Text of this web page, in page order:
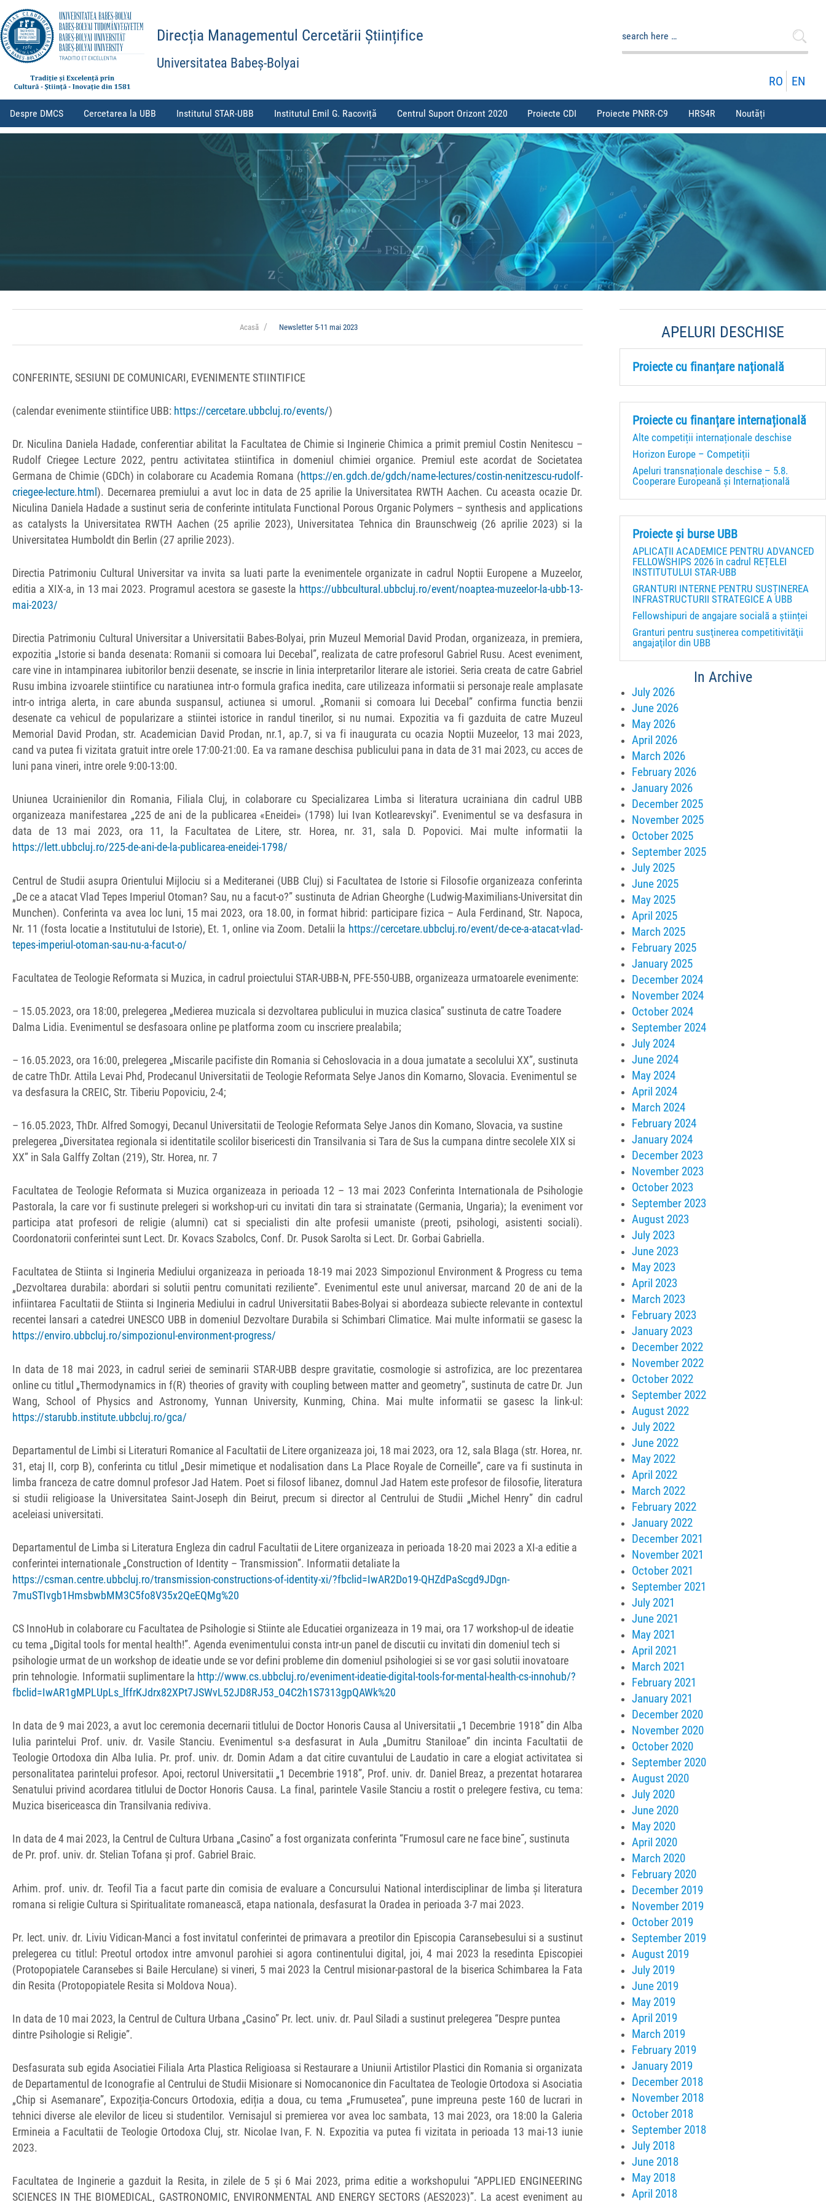
Direcția Managementul Cercetării Științifice
Universitatea Babeș-Bolyai
RO EN
Despre DMCS Cercetarea la UBB Institutul STAR-UBB Institutul Emil G. Racoviță Centrul Suport Orizont 2020 Proiecte CDI Proiecte PNRR-C9 HRS4R Noutăți
Acasă Newsletter 5-11 mai 2023
CONFERINTE, SESIUNI DE COMUNICARI, EVENIMENTE STIINTIFICE
(calendar evenimente stiintifice UBB: https://cercetare.ubbcluj.ro/events/)
Dr. Niculina Daniela Hadade, conferentiar abilitat la Facultatea de Chimie si Inginerie Chimica a primit premiul Costin Nenitescu –
Rudolf Criegee Lecture 2022, pentru activitatea stiintifica in domeniul chimiei organice. Premiul este acordat de Societatea
Germana de Chimie (GDCh) in colaborare cu Academia Romana (https://en.gdch.de/gdch/name-lectures/costin-nenitzescu-rudolf-
criegee-lecture.html ). Decernarea premiului a avut loc in data de 25 aprilie la Universitatea RWTH Aachen. Cu aceasta ocazie Dr.
Niculina Daniela Hadade a sustinut seria de conferinte intitulata Functional Porous Organic Polymers – synthesis and applications
as catalysts la Universitatea RWTH Aachen (25 aprilie 2023), Universitatea Tehnica din Braunschweig (26 aprilie 2023) si la
Universitatea Humboldt din Berlin (27 aprilie 2023).
Directia Patrimoniu Cultural Universitar va invita sa luati parte la evenimentele organizate in cadrul Noptii Europene a Muzeelor,
editia a XIX-a, in 13 mai 2023. Programul acestora se gaseste la https://ubbcultural.ubbcluj.ro/event/noaptea-muzeelor-la-ubb-13-
mai-2023/
Directia Patrimoniu Cultural Universitar a Universitatii Babes-Bolyai, prin Muzeul Memorial David Prodan, organizeaza, in premiera,
expozitia „Istorie si banda desenata: Romanii si comoara lui Decebal”, realizata de catre profesorul Gabriel Rusu. Acest eveniment,
care vine in intampinarea iubitorilor benzii desenate, se inscrie in linia interpretarilor literare ale istoriei. Seria creata de catre Gabriel
Rusu imbina izvoarele stiintifice cu naratiunea intr-o formula grafica inedita, care utilizeaza informatii si personaje reale amplasate
intr-o intriga alerta, in care abunda suspansul, actiunea si umorul. „Romanii si comoara lui Decebal” confirma functia benzii
desenate ca vehicul de popularizare a stiintei istorice in randul tinerilor, si nu numai. Expozitia va fi gazduita de catre Muzeul
Memorial David Prodan, str. Academician David Prodan, nr.1, ap.7, si va fi inaugurata cu ocazia Noptii Muzeelor, 13 mai 2023,
cand va putea fi vizitata gratuit intre orele 17:00-21:00. Ea va ramane deschisa publicului pana in data de 31 mai 2023, cu acces de
luni pana vineri, intre orele 9:00-13:00.
Uniunea Ucrainienilor din Romania, Filiala Cluj, in colaborare cu Specializarea Limba si literatura ucrainiana din cadrul UBB
organizeaza manifestarea „225 de ani de la publicarea «Eneidei» (1798) lui Ivan Kotlearevskyi”. Evenimentul se va desfasura in
data de 13 mai 2023, ora 11, la Facultatea de Litere, str. Horea, nr. 31, sala D. Popovici. Mai multe informatii la
https://lett.ubbcluj.ro/225-de-ani-de-la-publicarea-eneidei-1798/
Centrul de Studii asupra Orientului Mijlociu si a Mediteranei (UBB Cluj) si Facultatea de Istorie si Filosofie organizeaza conferinta
„De ce a atacat Vlad Tepes Imperiul Otoman? Sau, nu a facut-o?” sustinuta de Adrian Gheorghe (Ludwig-Maximilians-Universitat din
Munchen). Conferinta va avea loc luni, 15 mai 2023, ora 18.00, in format hibrid: participare fizica – Aula Ferdinand, Str. Napoca,
Nr. 11 (fosta locatie a Institutului de Istorie), Et. 1, online via Zoom. Detalii la https://cercetare.ubbcluj.ro/event/de-ce-a-atacat-vlad-
tepes-imperiul-otoman-sau-nu-a-facut-o/
Facultatea de Teologie Reformata si Muzica, in cadrul proiectului STAR-UBB-N, PFE-550-UBB, organizeaza urmatoarele evenimente:
– 15.05.2023, ora 18:00, prelegerea „Medierea muzicala si dezvoltarea publicului in muzica clasica” sustinuta de catre Toadere
Dalma Lidia. Evenimentul se desfasoara online pe platforma zoom cu inscriere prealabila;
– 16.05.2023, ora 16:00, prelegerea „Miscarile pacifiste din Romania si Cehoslovacia in a doua jumatate a secolului XX”, sustinuta
de catre ThDr. Attila Levai Phd, Prodecanul Universitatii de Teologie Reformata Selye Janos din Komarno, Slovacia. Evenimentul se
va desfasura la CREIC, Str. Tiberiu Popoviciu, 2-4;
– 16.05.2023, ThDr. Alfred Somogyi, Decanul Universitatii de Teologie Reformata Selye Janos din Komano, Slovacia, va sustine
prelegerea „Diversitatea regionala si identitatile scolilor bisericesti din Transilvania si Tara de Sus la cumpana dintre secolele XIX si
XX” in Sala Galffy Zoltan (219), Str. Horea, nr. 7
Facultatea de Teologie Reformata si Muzica organizeaza in perioada 12 – 13 mai 2023 Conferinta Internationala de Psihologie
Pastorala, la care vor fi sustinute prelegeri si workshop-uri cu invitati din tara si strainatate (Germania, Ungaria); la eveniment vor
participa atat profesori de religie (alumni) cat si specialisti din alte profesii umaniste (preoti, psihologi, asistenti sociali).
Coordonatorii conferintei sunt Lect. Dr. Kovacs Szabolcs, Conf. Dr. Pusok Sarolta si Lect. Dr. Gorbai Gabriella.
Facultatea de Stiinta si Ingineria Mediului organizeaza in perioada 18-19 mai 2023 Simpozionul Environment & Progress cu tema
„Dezvoltarea durabila: abordari si solutii pentru comunitati reziliente”. Evenimentul este unul aniversar, marcand 20 de ani de la
infiintarea Facultatii de Stiinta si Ingineria Mediului in cadrul Universitatii Babes-Bolyai si abordeaza subiecte relevante in contextul
recentei lansari a catedrei UNESCO UBB in domeniul Dezvoltare Durabila si Schimbari Climatice. Mai multe informatii se gasesc la
https://enviro.ubbcluj.ro/simpozionul-environment-progress/
In data de 18 mai 2023, in cadrul seriei de seminarii STAR-UBB despre gravitatie, cosmologie si astrofizica, are loc prezentarea
online cu titlul „Thermodynamics in f(R) theories of gravity with coupling between matter and geometry”, sustinuta de catre Dr. Jun
Wang, School of Physics and Astronomy, Yunnan University, Kunming, China. Mai multe informatii se gasesc la link-ul:
https://starubb.institute.ubbcluj.ro/gca/
Departamentul de Limbi si Literaturi Romanice al Facultatii de Litere organizeaza joi, 18 mai 2023, ora 12, sala Blaga (str. Horea, nr.
31, etaj II, corp B), conferinta cu titlul „Desir mimetique et nodalisation dans La Place Royale de Corneille”, care va fi sustinuta in
limba franceza de catre domnul profesor Jad Hatem. Poet si filosof libanez, domnul Jad Hatem este profesor de filosofie, literatura
si studii religioase la Universitatea Saint-Joseph din Beirut, precum si director al Centrului de Studii „Michel Henry” din cadrul
aceleiasi universitati.
Departamentul de Limba si Literatura Engleza din cadrul Facultatii de Litere organizeaza in perioada 18-20 mai 2023 a XI-a editie a
conferintei internationale „Construction of Identity – Transmission”. Informatii detaliate la
https://csman.centre.ubbcluj.ro/transmission-constructions-of-identity-xi/?fbclid=IwAR2Do19-QHZdPaScgd9JDgn-
7muSTIvgb1HmsbwbMM3C5fo8V35x2QeEQMg%20
CS InnoHub in colaborare cu Facultatea de Psihologie si Stiinte ale Educatiei organizeaza in 19 mai, ora 17 workshop-ul de ideatie
cu tema „Digital tools for mental health!”. Agenda evenimentului consta intr-un panel de discutii cu invitati din domeniul tech si
psihologie urmat de un workshop de ideatie unde se vor defini probleme din domeniul psihologiei si se vor gasi solutii inovatoare
prin tehnologie. Informatii suplimentare la http://www.cs.ubbcluj.ro/eveniment-ideatie-digital-tools-for-mental-health-cs-innohub/?
fbclid=IwAR1gMPLUpLs_lffrKJdrx82XPt7JSWvL52JD8RJ53_O4C2h1S7313gpQAWk%20
In data de 9 mai 2023, a avut loc ceremonia decernarii titlului de Doctor Honoris Causa al Universitatii „1 Decembrie 1918” din Alba
Iulia parintelui Prof. univ. dr. Vasile Stanciu. Evenimentul s-a desfasurat in Aula „Dumitru Staniloae” din incinta Facultatii de
Teologie Ortodoxa din Alba Iulia. Pr. prof. univ. dr. Domin Adam a dat citire cuvantului de Laudatio in care a elogiat activitatea si
personalitatea parintelui profesor. Apoi, rectorul Universitatii „1 Decembrie 1918”, Prof. univ. dr. Daniel Breaz, a prezentat hotararea
Senatului privind acordarea titlului de Doctor Honoris Causa. La final, parintele Vasile Stanciu a rostit o prelegere festiva, cu tema:
Muzica bisericeasca din Transilvania rediviva.
In data de 4 mai 2023, la Centrul de Cultura Urbana „Casino” a fost organizata conferinta “Frumosul care ne face bine˝, sustinuta
de Pr. prof. univ. dr. Stelian Tofana și prof. Gabriel Braic.
Arhim. prof. univ. dr. Teofil Tia a facut parte din comisia de evaluare a Concursului National interdisciplinar de limba și literatura
romana si religie Cultura si Spiritualitate romanească, etapa nationala, desfasurat la Oradea in perioada 3-7 mai 2023.
Pr. lect. univ. dr. Liviu Vidican-Manci a fost invitatul conferintei de primavara a preotilor din Episcopia Caransebesului si a sustinut
prelegerea cu titlul: Preotul ortodox intre amvonul parohiei si agora continentului digital, joi, 4 mai 2023 la resedinta Episcopiei
(Protopopiatele Caransebes si Baile Herculane) si vineri, 5 mai 2023 la Centrul misionar-pastoral de la biserica Schimbarea la Fata
din Resita (Protopopiatele Resita si Moldova Noua).
In data de 10 mai 2023, la Centrul de Cultura Urbana „Casino” Pr. lect. univ. dr. Paul Siladi a sustinut prelegerea “Despre puntea
dintre Psihologie si Religie”.
Desfasurata sub egida Asociatiei Filiala Arta Plastica Religioasa si Restaurare a Uniunii Artistilor Plastici din Romania si organizata
de Departamentul de Iconografie al Centrului de Studii Misionare si Nomocanonice din Facultatea de Teologie Ortodoxa si Asociatia
„Chip si Asemanare”, Expoziția-Concurs Ortodoxia, ediția a doua, cu tema „Frumusetea”, pune impreuna peste 160 de lucrari in
tehnici diverse ale elevilor de liceu si studentilor. Vernisajul si premierea vor avea loc sambata, 13 mai 2023, ora 18:00 la Galeria
Ermineia a Facultatii de Teologie Ortodoxa Cluj, str. Nicolae Ivan, F. N. Expozitia va putea fi vizitata in perioada 13 mai-13 iunie
2023.
Facultatea de Inginerie a gazduit la Resita, in zilele de 5 şi 6 Mai 2023, prima editie a workshopului “APPLIED ENGINEERING
SCIENCES IN THE BIOMEDICAL, GASTRONOMIC, ENVIRONMENTAL AND ENERGY SECTORS (AES2023)”. La acest eveniment au
APELURI DESCHISE
Proiecte cu finanțare națională
Proiecte cu finanțare internațională
Alte competiții internaționale deschise
Horizon Europe – Competiții
Apeluri transnaționale deschise – 5.8.
Cooperare Europeană și Internațională
Proiecte și burse UBB
APLICAȚII ACADEMICE PENTRU ADVANCED
FELLOWSHIPS 2026 în cadrul REȚELEI
INSTITUTULUI STAR-UBB
GRANTURI INTERNE PENTRU SUSȚINEREA
INFRASTRUCTURII STRATEGICE A UBB
Fellowshipuri de angajare socială a științei
Granturi pentru susţinerea competitivităţii
angajaţilor din UBB
In Archive
July 2026
June 2026
May 2026
April 2026
March 2026
February 2026
January 2026
December 2025
November 2025
October 2025
September 2025
July 2025
June 2025
May 2025
April 2025
March 2025
February 2025
January 2025
December 2024
November 2024
October 2024
September 2024
July 2024
June 2024
May 2024
April 2024
March 2024
February 2024
January 2024
December 2023
November 2023
October 2023
September 2023
August 2023
July 2023
June 2023
May 2023
April 2023
March 2023
February 2023
January 2023
December 2022
November 2022
October 2022
September 2022
August 2022
July 2022
June 2022
May 2022
April 2022
March 2022
February 2022
January 2022
December 2021
November 2021
October 2021
September 2021
July 2021
June 2021
May 2021
April 2021
March 2021
February 2021
January 2021
December 2020
November 2020
October 2020
September 2020
August 2020
July 2020
June 2020
May 2020
April 2020
March 2020
February 2020
December 2019
November 2019
October 2019
September 2019
August 2019
July 2019
June 2019
May 2019
April 2019
March 2019
February 2019
January 2019
December 2018
November 2018
October 2018
September 2018
July 2018
June 2018
May 2018
April 2018